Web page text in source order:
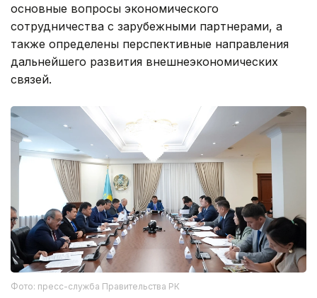
основные вопросы экономического
сотрудничества с зарубежными партнерами, а
также определены перспективные направления
дальнейшего развития внешнеэкономических
связей.
Фото: пресс-служба Правительства РК